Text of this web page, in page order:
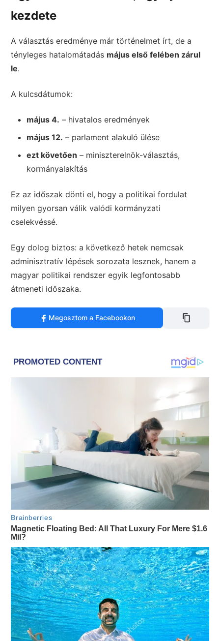
kezdete
A választás eredménye már történelmet írt, de a
tényleges hatalomátadás május első felében zárul
le.
A kulcsdátumok:
május 4. – hivatalos eredmények
május 12. – parlament alakuló ülése
ezt követően – miniszterelnök-választás,
kormányalakítás
Ez az időszak dönti el, hogy a politikai fordulat
milyen gyorsan válik valódi kormányzati
cselekvéssé.
Egy dolog biztos: a következő hetek nemcsak
adminisztratív lépések sorozata lesznek, hanem a
magyar politikai rendszer egyik legfontosabb
átmeneti időszaka.
Megosztom a Facebookon